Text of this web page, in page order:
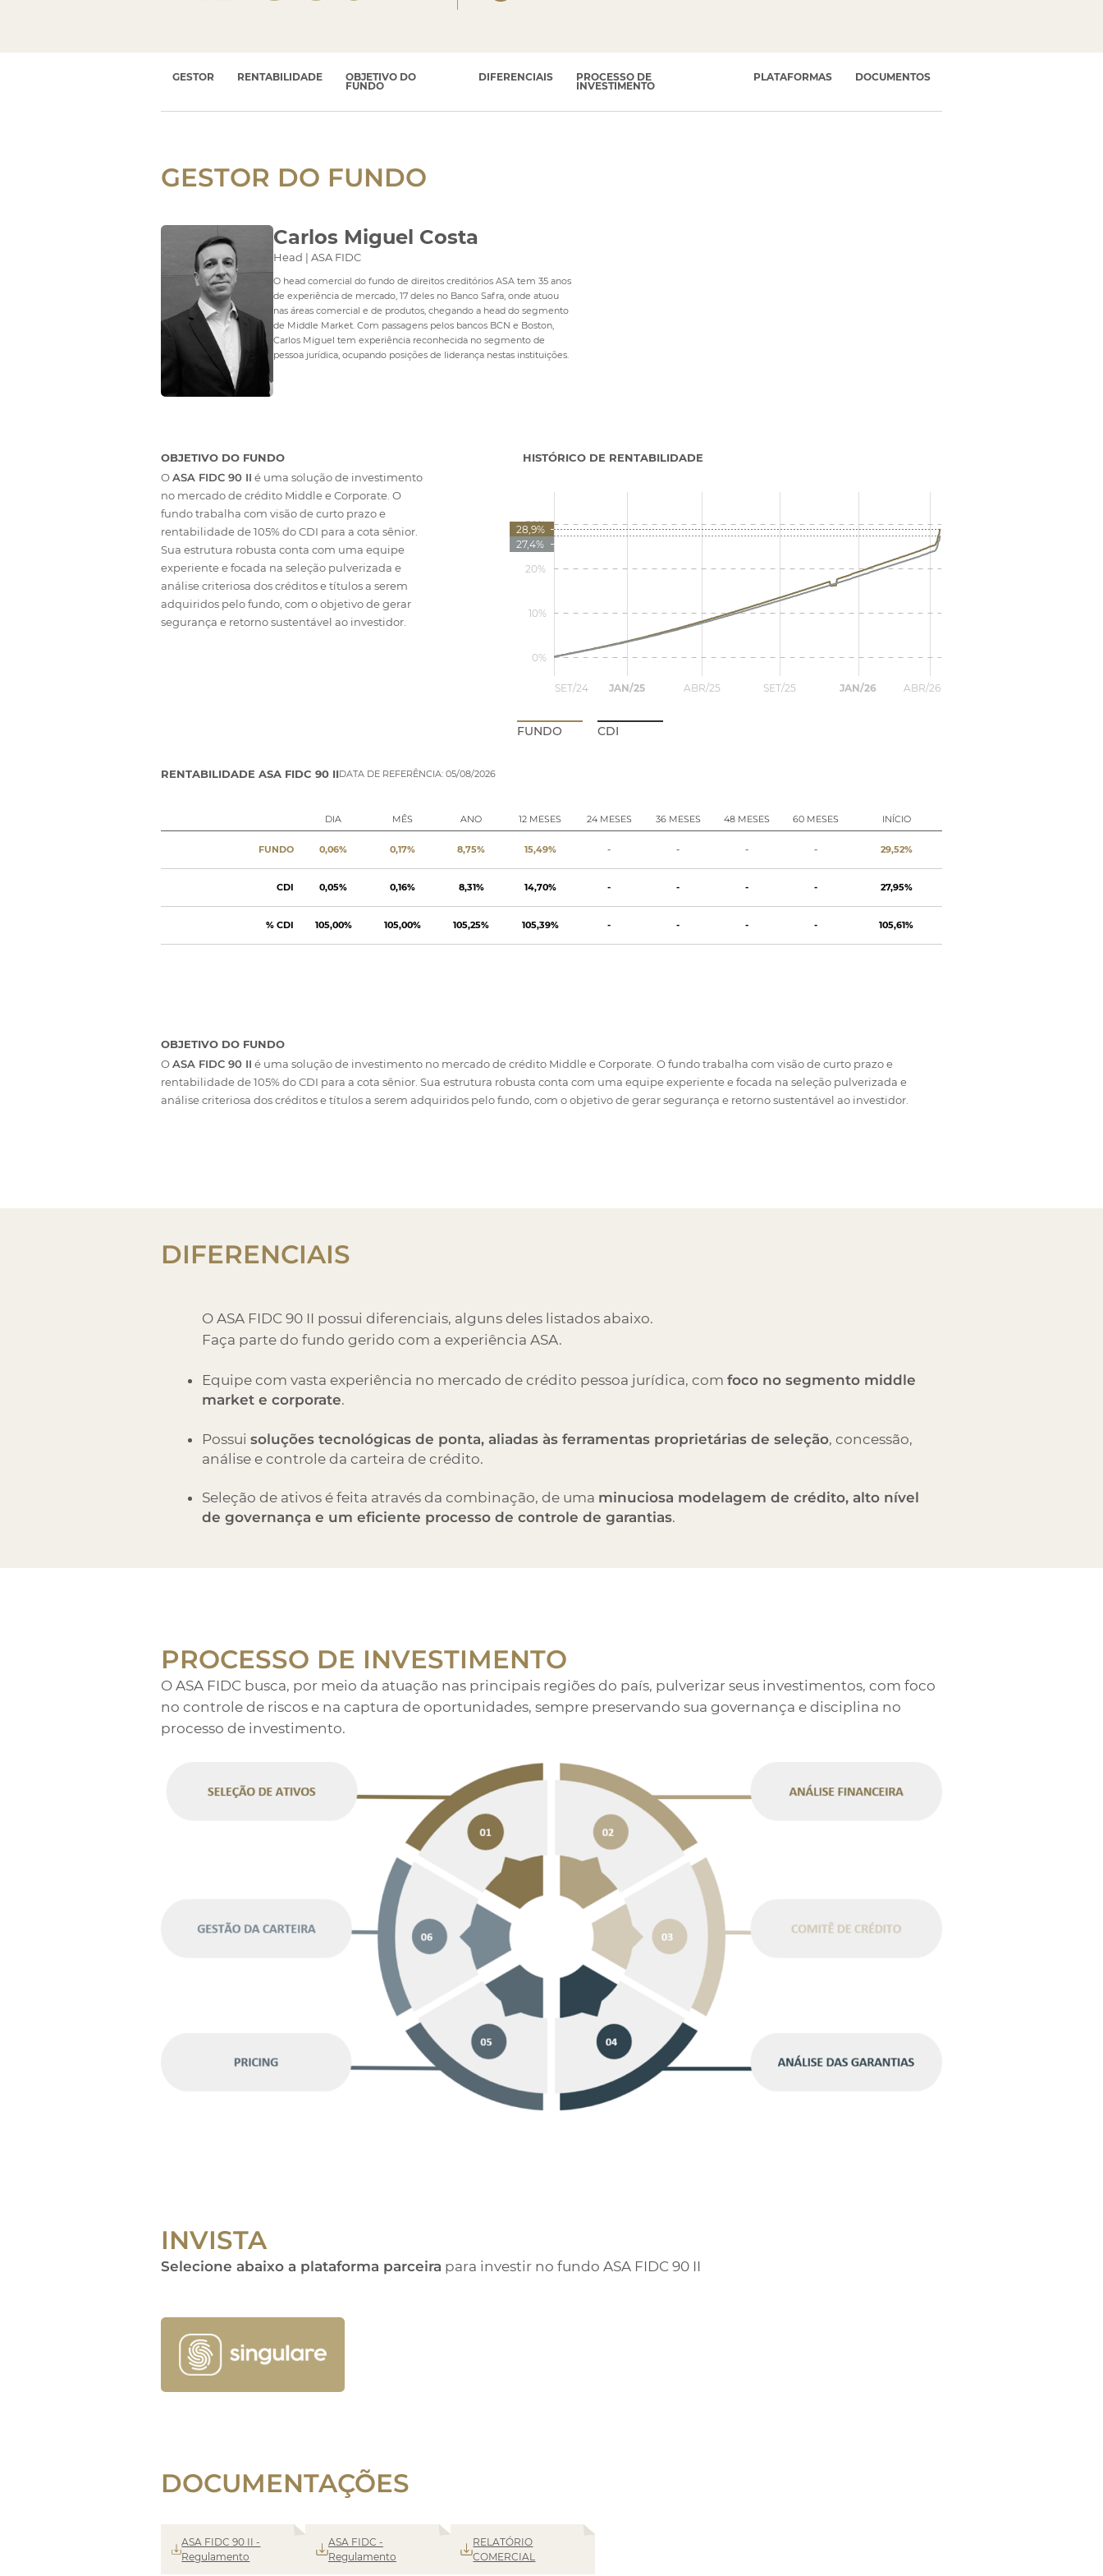
GESTOR RENTABILIDADE OBJETIVO DO
FUNDO
DIFERENCIAIS PROCESSO DE
INVESTIMENTO
PLATAFORMAS DOCUMENTOS
GESTOR DO FUNDO
Carlos Miguel Costa
Head | ASA FIDC
O head comercial do fundo de direitos creditórios ASA tem 35 anos
de experiência de mercado, 17 deles no Banco Safra, onde atuou
nas áreas comercial e de produtos, chegando a head do segmento
de Middle Market. Com passagens pelos bancos BCN e Boston,
Carlos Miguel tem experiência reconhecida no segmento de
pessoa jurídica, ocupando posições de liderança nestas instituições.
OBJETIVO DO FUNDO
OASA FIDC 90 II é uma solução de investimento
no mercado de crédito Middle e Corporate. O
fundo trabalha com visão de curto prazo e
rentabilidade de 105% do CDI para a cota sênior.
Sua estrutura robusta conta com uma equipe
experiente e focada na seleção pulverizada e
análise criteriosa dos créditos e títulos a serem
adquiridos pelo fundo, com o objetivo de gerar
segurança e retorno sustentável ao investidor.
HISTÓRICO DE RENTABILIDADE
FUNDO CDI
RENTABILIDADE ASA FIDC 90 IIDATA DE REFERÊNCIA: 05/08/2026
FUNDO
CDI
% CDI
DIA
0,06%
0,05%
105,00%
MÊS
0,17%
0,16%
105,00%
ANO
8,75%
8,31%
105,25%
12 MESES
15,49%
14,70%
105,39%
24 MESES
-
-
-
36 MESES
-
-
-
48 MESES
-
-
-
60 MESES
-
-
-
INÍCIO
29,52%
27,95%
105,61%
OBJETIVO DO FUNDO
OASA FIDC 90 II é uma solução de investimento no mercado de crédito Middle e Corporate. O fundo trabalha com visão de curto prazo e
rentabilidade de 105% do CDI para a cota sênior. Sua estrutura robusta conta com uma equipe experiente e focada na seleção pulverizada e
análise criteriosa dos créditos e títulos a serem adquiridos pelo fundo, com o objetivo de gerar segurança e retorno sustentável ao investidor.
DIFERENCIAIS
O ASA FIDC 90 II possui diferenciais, alguns deles listados abaixo.
Faça parte do fundo gerido com a experiência ASA.
Equipe com vasta experiência no mercado de crédito pessoa jurídica, comfoco no segmento middle
market e corporate.
Possuisoluções tecnológicas de ponta, aliadas às ferramentas proprietárias de seleção, concessão,
análise e controle da carteira de crédito.
Seleção de ativos é feita através da combinação, de uma minuciosa modelagem de crédito, alto nível
de governança e um eficiente processo de controle de garantias.
PROCESSO DE INVESTIMENTO
O ASA FIDC busca, por meio da atuação nas principais regiões do país, pulverizar seus investimentos, com foco
no controle de riscos e na captura de oportunidades, sempre preservando sua governança e disciplina no
processo de investimento.
INVISTA
Selecione abaixo a plataforma parceira para investir no fundo ASA FIDC 90 II
DOCUMENTAÇÕES
ASA FIDC 90 II -
Regulamento
ASA FIDC -
Regulamento
RELATÓRIO
COMERCIAL